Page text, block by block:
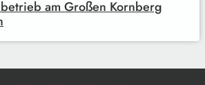
am Großen Kornberg